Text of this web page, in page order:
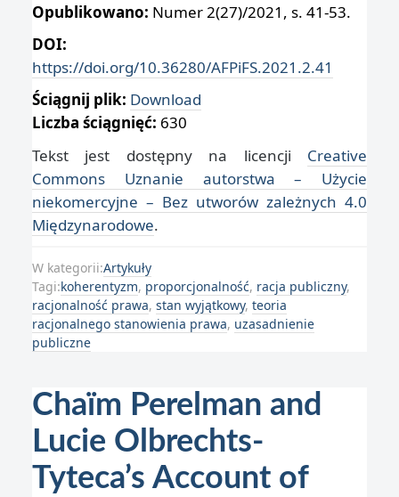
Opublikowano: Numer 2(27)/2021, s. 41-53.
DOI:
https://doi.org/10.36280/AFPiFS.2021.2.41
Ściągnij plik: Download
Liczba ściągnięć: 630
Tekst jest dostępny na licencji Creative
Commons Uznanie autorstwa – Użycie
niekomercyjne – Bez utworów zależnych 4.0
Międzynarodowe.
W kategorii:Artykuły
Tagi:koherentyzm, proporcjonalność, racja publiczny,
racjonalność prawa, stan wyjątkowy, teoria
racjonalnego stanowienia prawa, uzasadnienie
publiczne
Chaïm Perelman and
Lucie Olbrechts-
Tyteca’s Account of